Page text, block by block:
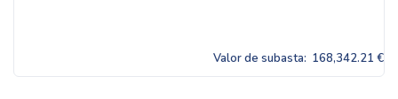
Valor de subasta: 168,342.21 €